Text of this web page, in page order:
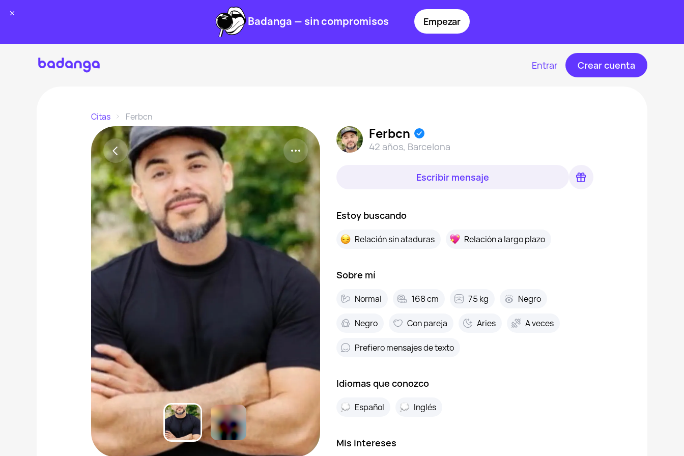
Badanga — sin compromisos Empezar
Entrar Crear cuenta
Citas Ferbcn
Ferbcn
42 años, Barcelona
Escribir mensaje
Estoy buscando
Relación sin ataduras Relación a largo plazo
Sobre mí
Normal 168 cm 75 kg Negro
Negro Con pareja Aries A veces
Prefiero mensajes de texto
Idiomas que conozco
Español Inglés
Mis intereses